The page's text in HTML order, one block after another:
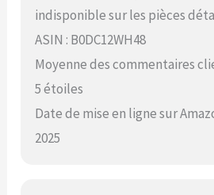
indisponible sur les pièces
ASIN : B0DC12WH48
Moyenne des commentaires
5 étoiles
Date de mise en ligne sur
2025